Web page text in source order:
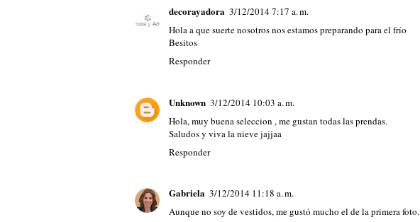
decorayadora 3/12/2014 7:17 a. m.
Hola a que suerte nosotros nos estamos preparando para el frío
Besitos
Responder
Unknown 3/12/2014 10:03 a. m.
Hola, muy buena seleccion , me gustan todas las prendas.
Saludos y viva la nieve jajjaa
Responder
Gabriela 3/12/2014 11:18 a. m.
Aunque no soy de vestidos, me gustó mucho el de la primera foto.